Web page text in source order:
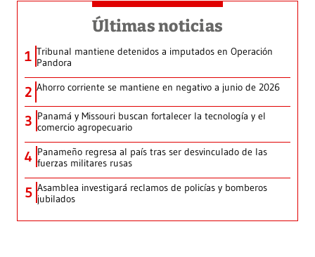
Últimas noticias
1 Tribunal mantiene detenidos a imputados en Operación
Pandora
2 Ahorro corriente se mantiene en negativo a junio de 2026
3 Panamá y Missouri buscan fortalecer la tecnología y el
comercio agropecuario
4 Panameño regresa al país tras ser desvinculado de las
fuerzas militares rusas
5 Asamblea investigará reclamos de policías y bomberos
jubilados